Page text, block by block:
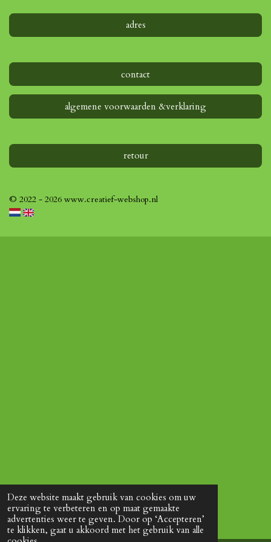
Deze website maakt gebruik van cookies om uw
ervaring te verbeteren en op maat gemaakte
advertenties weer te geven. Door op ‘Accepteren’
te klikken, gaat u akkoord met het gebruik van alle
adres
contact
algemene voorwaarden &verklaring
retour
© 2022 - 2026 www.creatief-webshop.nl